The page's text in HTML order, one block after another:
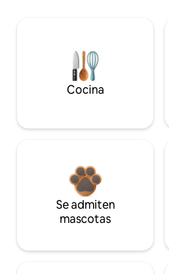
Cocina
Se admiten
mascotas